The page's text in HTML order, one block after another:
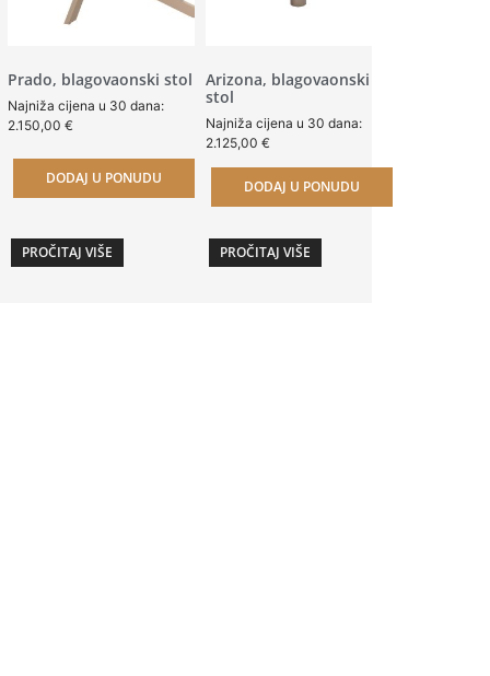
Prado, blagovaonski stol
Najniža cijena u 30 dana:
2.150,00 €
DODAJ U PONUDU
PROČITAJ VIŠE
Arizona, blagovaonski
stol
Najniža cijena u 30 dana:
2.125,00 €
DODAJ U PONUDU
PROČITAJ VIŠE